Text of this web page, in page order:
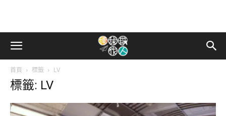
首頁 標籤 LV
標籤: LV